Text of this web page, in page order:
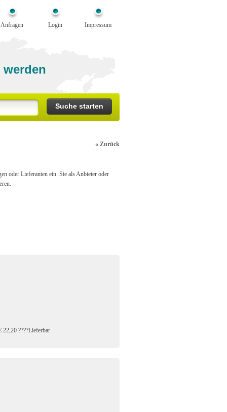
Anfragen Login Impressum
« Zurück
oder Lieferanten ein. Sie als Anbieter oder
????Lieferbar